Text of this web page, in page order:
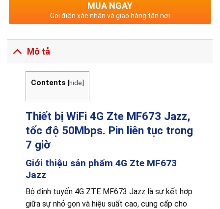
MUA NGAY
Gọi điện xác nhận và giao hàng tận nơi
Mô tả
Contents [hide]
Thiết bị WiFi 4G Zte MF673 Jazz,
tốc độ 50Mbps. Pin liên tục trong
7 giờ
Giới thiệu sản phẩm 4G Zte MF673
Jazz
Bộ định tuyến 4G ZTE MF673 Jazz là sự kết hợp
giữa sự nhỏ gọn và hiệu suất cao, cung cấp cho